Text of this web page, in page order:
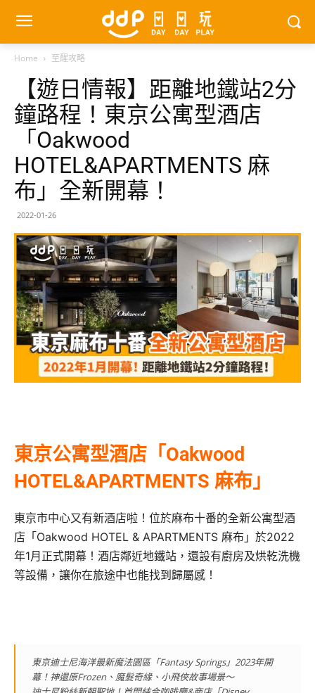
Home 至醒攻略
【遊日情報】距離地鐵站2分
鐘路程！東京公寓型酒店
「Oakwood
HOTEL&APARTMENTS 麻
布」全新開幕！
2022-01-26
東京公寓型酒店「Oakwood
HOTEL&APARTMENTS 麻布」
東京市中心又有新酒店啦！位於麻布十番的全新公寓型酒
店「Oakwood HOTEL & APARTMENTS 麻布」於2022
年1月正式開幕！酒店鄰近地鐵站，還設有廚房及烘乾洗機
等設備，讓你在旅途中也能找到歸屬感！
東京迪士尼海洋最新魔法園區「Fantasy Springs」2023年開
幕！神還原Frozen、魔髮奇緣、小飛俠故事場景～